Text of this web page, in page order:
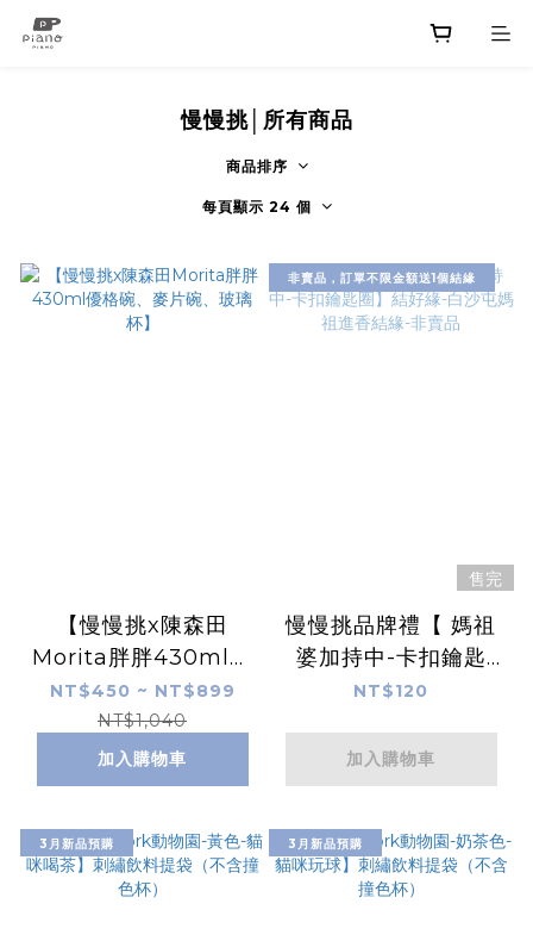
慢慢挑│所有商品
商品排序
每頁顯示 24 個
【慢慢挑x陳森田
Morita胖胖430ml優
格碗、麥片碗、玻璃
杯】
NT$450 ~ NT$899
NT$1,040
加入購物車
非賣品，訂單不限金額送1個結緣
售完
慢慢挑品牌禮【 媽祖
婆加持中-卡扣鑰匙
圈】結好緣-白沙屯媽
NT$120
加入購物車
3月新品預購 3月新品預購